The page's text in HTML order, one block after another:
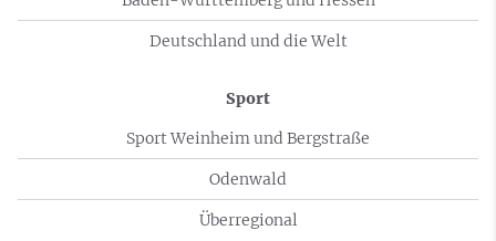
Deutschland und die Welt
Sport
Sport Weinheim und Bergstraße
Odenwald
Überregional